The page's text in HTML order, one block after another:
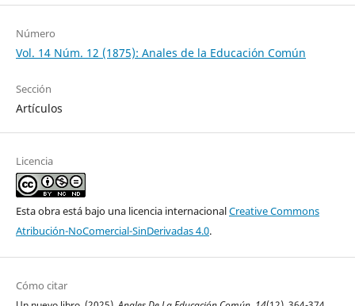
Número
Vol. 14 Núm. 12 (1875): Anales de la Educación Común
Sección
Artículos
Licencia
Esta obra está bajo una licencia internacionalCreative Commons
Atribución-NoComercial-SinDerivadas 4.0.
Cómo citar